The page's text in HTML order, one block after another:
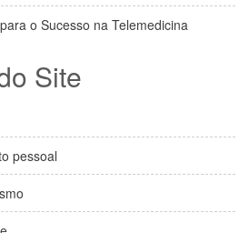
o Sucesso na Telemedicina
Site
pessoal